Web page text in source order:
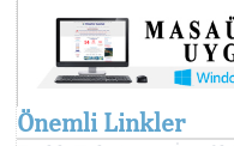
Önemli Linkler